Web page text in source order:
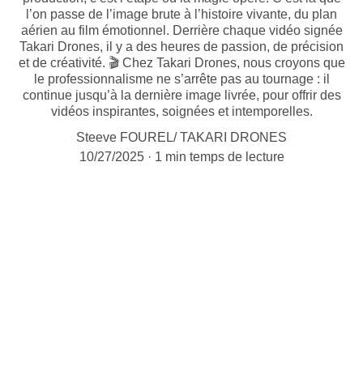
l’on passe de l’image brute à l’histoire vivante, du plan
aérien au film émotionnel. Derrière chaque vidéo signée
Takari Drones, il y a des heures de passion, de précision
et de créativité. 🎬 Chez Takari Drones, nous croyons que
le professionnalisme ne s’arrête pas au tournage : il
continue jusqu’à la dernière image livrée, pour offrir des
vidéos inspirantes, soignées et intemporelles.
Steeve FOUREL/ TAKARI DRONES
10/27/2025
1 min temps de lecture